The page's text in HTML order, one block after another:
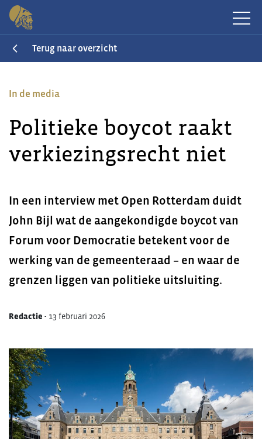
Terug naar overzicht
In de media
Politieke boycot raakt
verkiezingsrecht niet
In een interview met Open Rotterdam duidt
John Bijl wat de aangekondigde boycot van
Forum voor Democratie betekent voor de
werking van de gemeenteraad – en waar de
grenzen liggen van politieke uitsluiting.
Redactie - 13 februari 2026